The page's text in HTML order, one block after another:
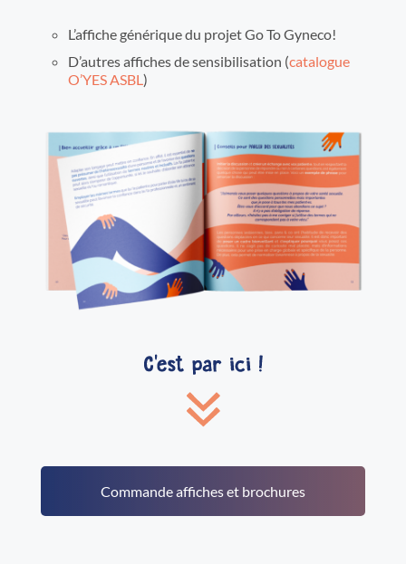
L’affiche générique du projet Go To Gyneco!
D’autres affiches de sensibilisation (catalogue
O’YES ASBL)
Commande affiches et brochures